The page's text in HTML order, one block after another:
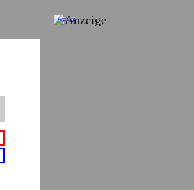
Anzeige